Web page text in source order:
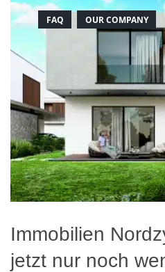
FAQ OUR COMPANY
Immobilien
jetzt nur noch